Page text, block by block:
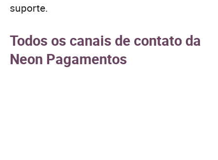
suporte.
Todos os canais de contato da
Neon Pagamentos